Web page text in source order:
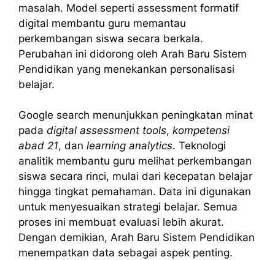
masalah. Model seperti assessment formatif
digital membantu guru memantau
perkembangan siswa secara berkala.
Perubahan ini didorong oleh Arah Baru Sistem
Pendidikan yang menekankan personalisasi
belajar.
Google search menunjukkan peningkatan minat
pada digital assessment tools, kompetensi
abad 21, dan learning analytics. Teknologi
analitik membantu guru melihat perkembangan
siswa secara rinci, mulai dari kecepatan belajar
hingga tingkat pemahaman. Data ini digunakan
untuk menyesuaikan strategi belajar. Semua
proses ini membuat evaluasi lebih akurat.
Dengan demikian, Arah Baru Sistem Pendidikan
menempatkan data sebagai aspek penting.